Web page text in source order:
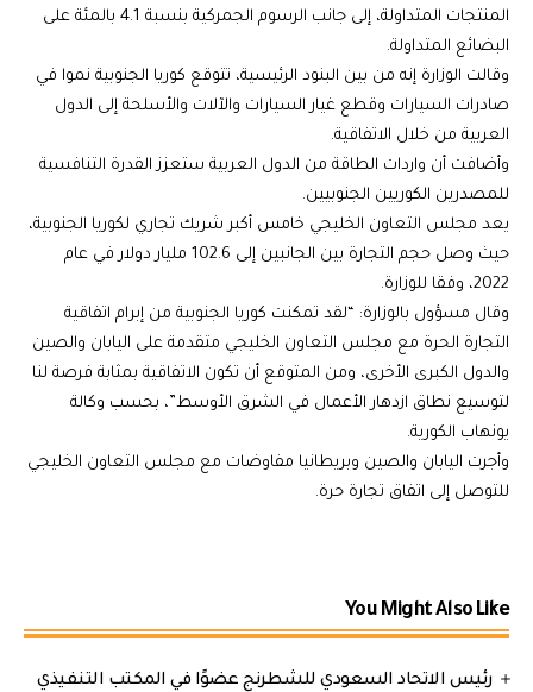
المنتجات المتداولة، إلى جانب الرسوم الجمركية بنسبة 4.1 بالمئة على
البضائع المتداولة.
وقالت الوزارة إنه من بين البنود الرئيسية، تتوقع كوريا الجنوبية نموا في
صادرات السيارات وقطع غيار السيارات والآلات والأسلحة إلى الدول
العربية من خلال الاتفاقية.
وأضافت أن واردات الطاقة من الدول العربية ستعزز القدرة التنافسية
للمصدرين الكوريين الجنوبيين.
يعد مجلس التعاون الخليجي خامس أكبر شريك تجاري لكوريا الجنوبية،
حيث وصل حجم التجارة بين الجانبين إلى 102.6 مليار دولار في عام
2022، وفقا للوزارة.
وقال مسؤول بالوزارة: “لقد تمكنت كوريا الجنوبية من إبرام اتفاقية
التجارة الحرة مع مجلس التعاون الخليجي متقدمة على اليابان والصين
والدول الكبرى الأخرى، ومن المتوقع أن تكون الاتفاقية بمثابة فرصة لنا
لتوسيع نطاق ازدهار الأعمال في الشرق الأوسط”، بحسب وكالة
يونهاب الكورية.
وأجرت اليابان والصين وبريطانيا مفاوضات مع مجلس التعاون الخليجي
للتوصل إلى اتفاق تجارة حرة.
You Might Also Like
رئيس الاتحاد السعودي للشطرنج عضوًا في المكتب التنفيذي